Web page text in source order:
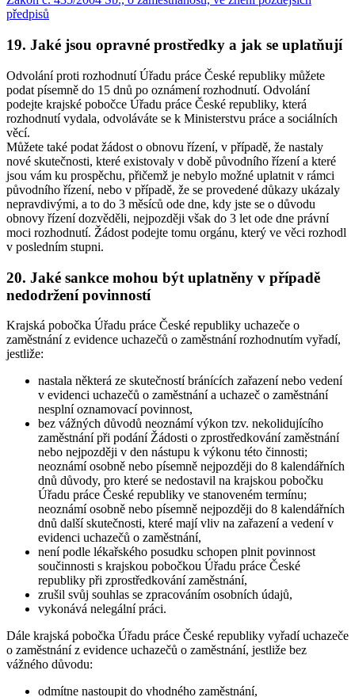
předpisů
19. Jaké jsou opravné prostředky a jak se uplatňují
Odvolání proti rozhodnutí Úřadu práce České republiky můžete
podat písemně do 15 dnů po oznámení rozhodnutí. Odvolání
podejte krajské pobočce Úřadu práce České republiky, která
rozhodnutí vydala, odvoláváte se k Ministerstvu práce a sociálních
věcí.
Můžete také podat žádost o obnovu řízení, v případě, že nastaly
nové skutečnosti, které existovaly v době původního řízení a které
jsou vám ku prospěchu, přičemž je nebylo možné uplatnit v rámci
původního řízení, nebo v případě, že se provedené důkazy ukázaly
nepravdivými, a to do 3 měsíců ode dne, kdy jste se o důvodu
obnovy řízení dozvěděli, nejpozději však do 3 let ode dne právní
moci rozhodnutí. Žádost podejte tomu orgánu, který ve věci rozhodl
v posledním stupni.
20. Jaké sankce mohou být uplatněny v případě
nedodržení povinností
Krajská pobočka Úřadu práce České republiky uchazeče o
zaměstnání z evidence uchazečů o zaměstnání rozhodnutím vyřadí,
jestliže:
nastala některá ze skutečností bránících zařazení nebo vedení
v evidenci uchazečů o zaměstnání a uchazeč o zaměstnání
nesplní oznamovací povinnost,
bez vážných důvodů neoznámí výkon tzv. nekolidujícího
zaměstnání při podání Žádosti o zprostředkování zaměstnání
nebo nejpozději v den nástupu k výkonu této činnosti;
neoznámí osobně nebo písemně nejpozději do 8 kalendářních
dnů důvody, pro které se nedostavil na krajskou pobočku
Úřadu práce České republiky ve stanoveném termínu;
neoznámí osobně nebo písemně nejpozději do 8 kalendářních
dnů další skutečnosti, které mají vliv na zařazení a vedení v
evidenci uchazečů o zaměstnání,
není podle lékařského posudku schopen plnit povinnost
součinnosti s krajskou pobočkou Úřadu práce České
republiky při zprostředkování zaměstnání,
zrušil svůj souhlas se zpracováním osobních údajů,
vykonává nelegální práci.
Dále krajská pobočka Úřadu práce České republiky vyřadí uchazeče
o zaměstnání z evidence uchazečů o zaměstnání, jestliže bez
vážného důvodu:
odmítne nastoupit do vhodného zaměstnání,